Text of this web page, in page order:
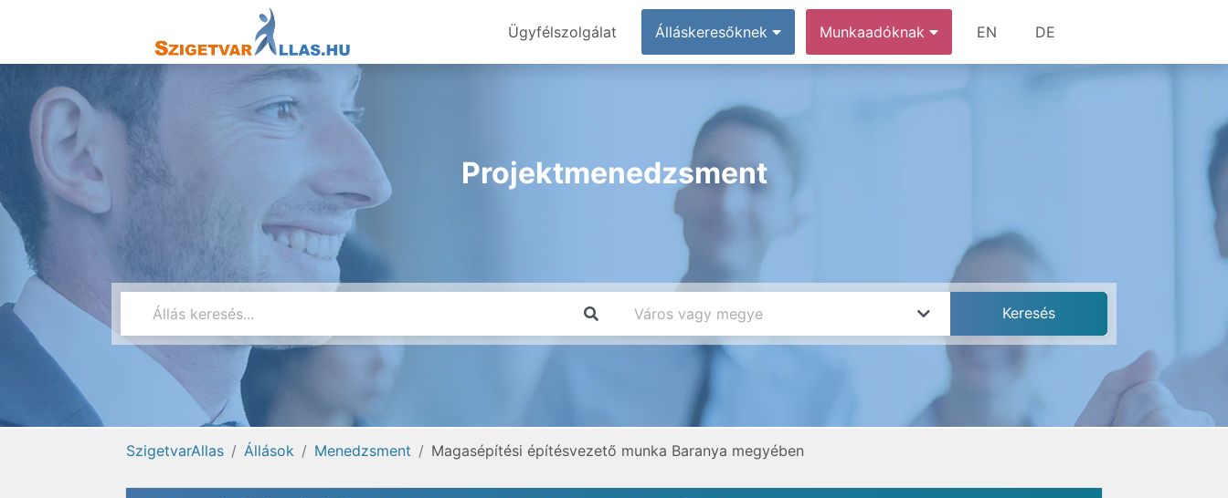
Ügyfélszolgálat Álláskeresőknek Munkaadóknak EN DE
Projektmenedzsment
SzigetvarAllas Állások Menedzsment Magasépítési építésvezető munka Baranya megyében